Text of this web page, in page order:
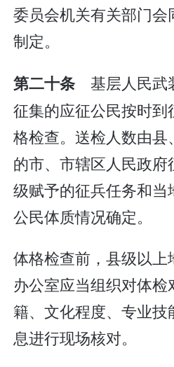
委员会机关有关部门会
制定。
第二十条 基层人民武
征集的应征公民按时
格检查。送检人数由
的市、市辖区人民政府
级赋予的征兵任务和
公民体质情况确定。
体格检查前，县级以
办公室应当组织对体
籍、文化程度、专业
息进行现场核对。